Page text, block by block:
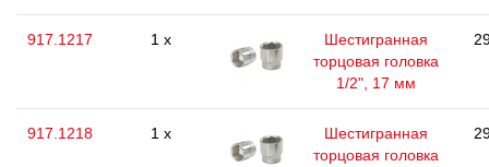
917.1217 1 x
Шестигранная
торцовая головка
1/2", 17 мм
917.1218 1 x
Шестигранная
торцовая головка